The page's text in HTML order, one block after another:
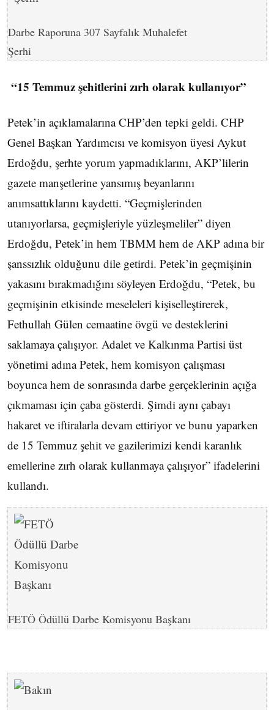
Darbe Raporuna 307 Sayfalık Muhalefet
Şerhi
“15 Temmuz şehitlerini zırh olarak kullanıyor”
Petek’in açıklamalarına CHP’den tepki geldi. CHP
Genel Başkan Yardımcısı ve komisyon üyesi Aykut
Erdoğdu, şerhte yorum yapmadıklarını, AKP’lilerin
gazete manşetlerine yansımış beyanlarını
anımsattıklarını kaydetti. “Geçmişlerinden
utanıyorlarsa, geçmişleriyle yüzleşmeliler” diyen
Erdoğdu, Petek’in hem TBMM hem de AKP adına bir
şanssızlık olduğunu dile getirdi. Petek’in geçmişinin
yakasını bırakmadığını söyleyen Erdoğdu, “Petek, bu
geçmişinin etkisinde meseleleri kişiselleştirerek,
Fethullah Gülen cemaatine övgü ve desteklerini
saklamaya çalışıyor. Adalet ve Kalkınma Partisi üst
yönetimi adına Petek, hem komisyon çalışması
boyunca hem de sonrasında darbe gerçeklerinin açığa
çıkmaması için çaba gösterdi. Şimdi aynı çabayı
hakaret ve iftiralarla devam ettiriyor ve bunu yaparken
de 15 Temmuz şehit ve gazilerimizi kendi karanlık
emellerine zırh olarak kullanmaya çalışıyor” ifadelerini
kullandı.
FETÖ Ödüllü Darbe Komisyonu Başkanı